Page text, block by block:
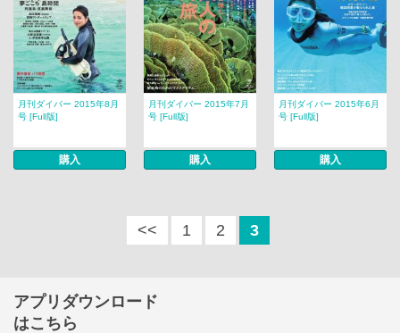
月刊ダイバー 2015年8月
号 [Full版]
購入
月刊ダイバー 2015年7月
号 [Full版]
購入
月刊ダイバー 2015年6月
号 [Full版]
購入
<< 1 2 3
アプリダウンロード
はこちら